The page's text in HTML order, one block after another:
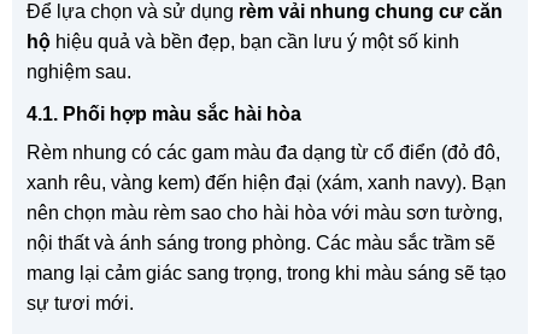
Để lựa chọn và sử dụng rèm vải nhung chung cư căn
hộ hiệu quả và bền đẹp, bạn cần lưu ý một số kinh
nghiệm sau.
4.1. Phối hợp màu sắc hài hòa
Rèm nhung có các gam màu đa dạng từ cổ điển (đỏ đô,
xanh rêu, vàng kem) đến hiện đại (xám, xanh navy). Bạn
nên chọn màu rèm sao cho hài hòa với màu sơn tường,
nội thất và ánh sáng trong phòng. Các màu sắc trầm sẽ
mang lại cảm giác sang trọng, trong khi màu sáng sẽ tạo
sự tươi mới.